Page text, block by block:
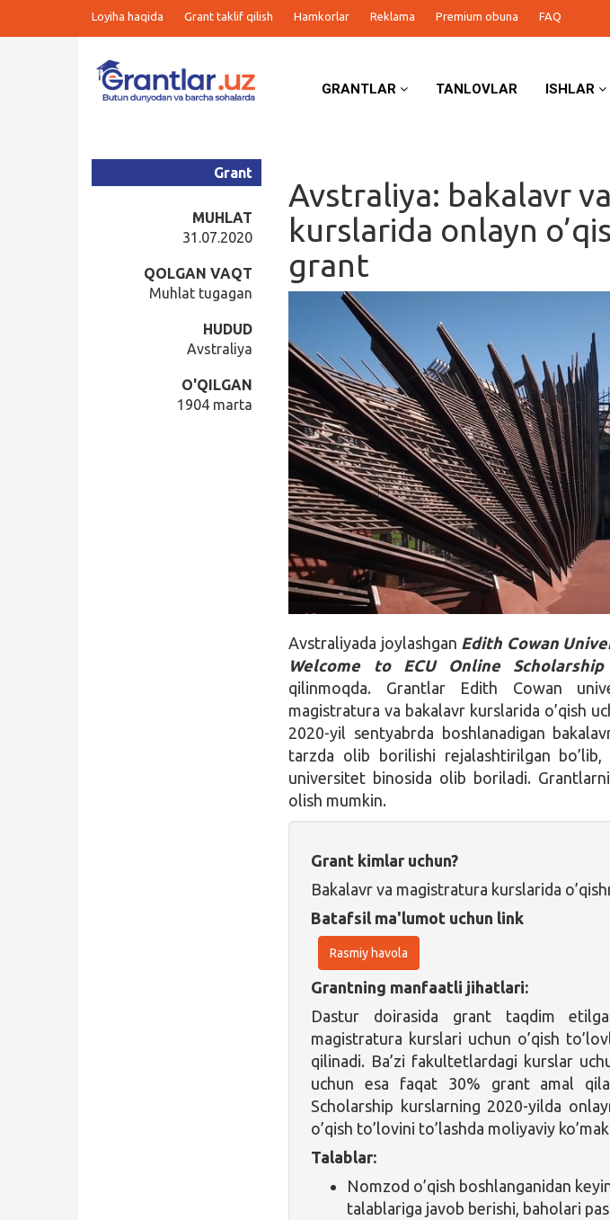
Loyiha haqida Grant taklif qilish Hamkorlar Reklama Premium obuna FAQ
GRANTLAR TANLOVLAR ISHLAR
Avstraliya: bakalavr
kurslarida onlayn
grant
Grant
MUHLAT
31.07.2020
QOLGAN VAQT
Muhlat tugagan
HUDUD
Avstraliya
O'QILGAN
1904 marta
Avstraliyada joylashgan Edith Cowan
Welcome to ECU Online Scholarship
qilinmoqda. Grantlar Edith Cowan
magistratura va bakalavr kurslarida o’qish
2020-yil sentyabrda boshlanadigan
tarzda olib borilishi rejalashtirilgan bo’lib,
universitet binosida olib boriladi. Grantlarni
olish mumkin.
Grant kimlar uchun?
Bakalavr va magistratura kurslarida
Batafsil ma'lumot uchun link
Rasmiy havola
Grantning manfaatli jihatlari:
Dastur doirasida grant taqdim
magistratura kurslari uchun o’qish
qilinadi. Ba’zi fakultetlardagi kurslar
uchun esa faqat 30% grant amal
Scholarship kurslarning 2020-yilda
o’qish to’lovini to’lashda moliyaviy
Talablar:
Nomzod o’qish boshlanganidan
talablariga javob berishi, baholari